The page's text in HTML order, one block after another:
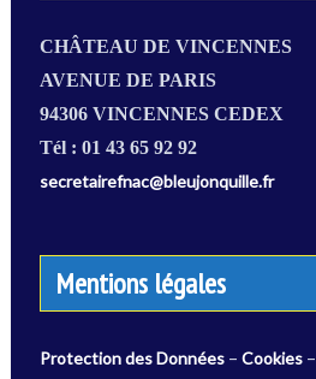
CHÂTEAU DE VINCENNES
AVENUE DE PARIS
94306 VINCENNES CEDEX
Tél : 01 43 65 92 92
secretairefnac@bleujonquille.fr
Mentions légales
Protection des Données– Cookies–